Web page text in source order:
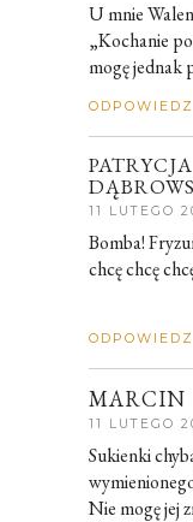
U mnie
„Kochanie
mogę jednak
ODPOWIEDZ
PATRYCJA
11 LUTEGO
Bomba!
chcę chcę
ODPOWIEDZ
MARCIN
11 LUTEGO
Sukienki
Nie mogę jej